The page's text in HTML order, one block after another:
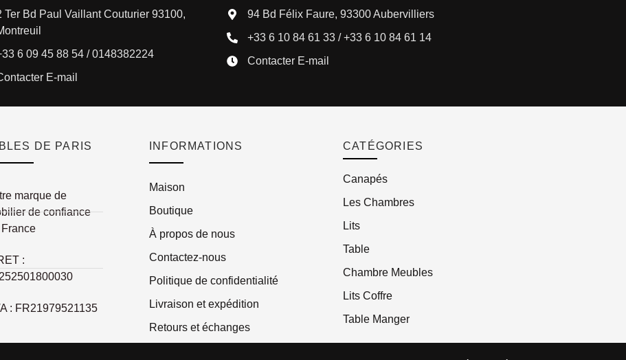
Ter Bd Paul Vaillant Couturier 93100,
6 09 45 88 54 / 0148382224
E-mail
94 Bd Félix Faure, 93300 Aubervilliers
+33 6 10 84 61 33 / +33 6 10 84 61 14
Contacter E-mail
DE PARIS
marque de
de confiance
:
: FR21979521135
INFORMATIONS
Maison
Boutique
À propos de nous
Contactez-nous
Politique de confidentialité
Livraison et expédition
Retours et échanges
CATÉGORIES
Canapés
Les Chambres
Lits
Table
Chambre Meubles
Lits Coffre
Table Manger